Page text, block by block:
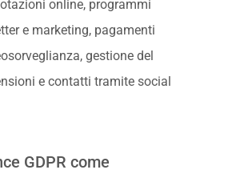
online, programmi
e marketing, pagamenti
gestione del
e contatti tramite social
GDPR come